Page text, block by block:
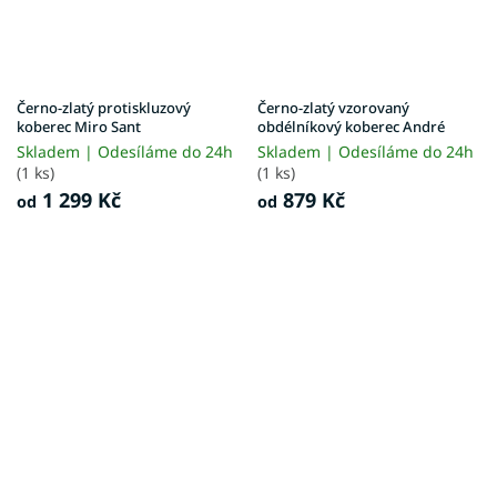
Černo-zlatý protiskluzový
koberec Miro Sant
Skladem | Odesíláme do 24h
(1 ks)
od 1 299 Kč
Černo-zlatý vzorovaný
obdélníkový koberec André
Skladem | Odesíláme do 24h
(1 ks)
od 879 Kč